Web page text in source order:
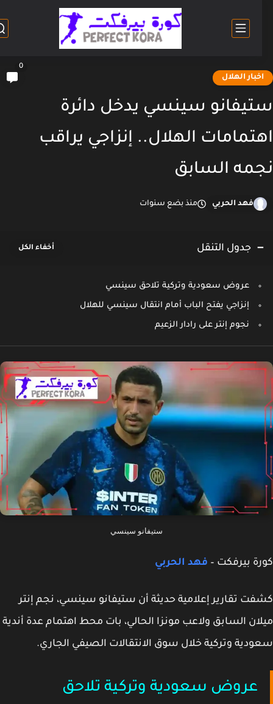
الهلال
سينسي يدخل دائرة
الهلال.. إنزاجي يراقب
السابق
فهد الحربي منذ بضع سنوات
جدول التنقل
عروض سعودية وتركية تلاحق سينسي
إنزاجي يفتح الباب أمام انتقال سينسي للهلال
نجوم إنتر على رادار الزعيم
ستيفانو سينسي
بيرفكت –فهد الحربي
تقارير إعلامية حديثة أنستيفانو سينسي، نجم إنتر
السابق ولاعب مونزا الحالي، بات محط اهتمامعدة أندية
وتركيةخلال سوق الانتقالات الصيفي الجاري.
عروض سعودية وتركية تلاحق